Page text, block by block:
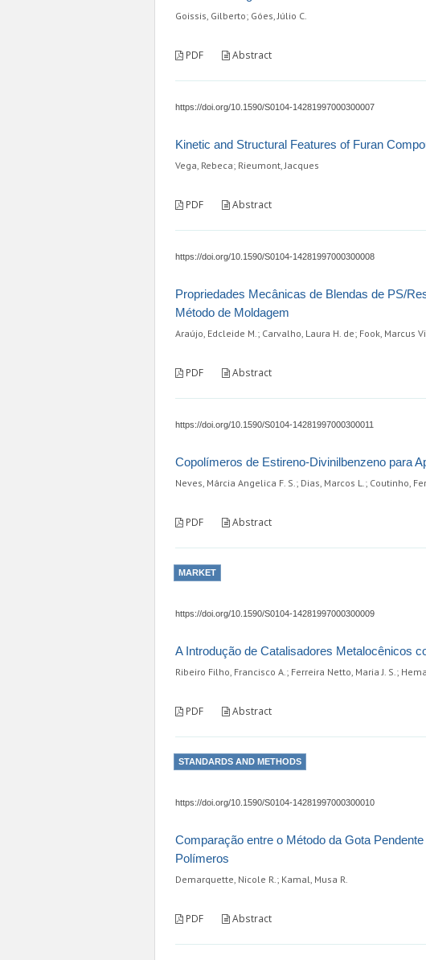
Goissis, Gilberto; Góes, Júlio C.
PDF Abstract
https://doi.org/10.1590/S0104-14281997000300007
Kinetic and Structural Features of Furan
Vega, Rebeca; Rieumont, Jacques
PDF Abstract
https://doi.org/10.1590/S0104-14281997000300008
Propriedades Mecânicas de Blendas de PS/
Método de Moldagem
Araújo, Edcleide M.; Carvalho, Laura H. de; Fook, Marcus
PDF Abstract
https://doi.org/10.1590/S0104-14281997000300011
Copolímeros de Estireno-Divinilbenzeno para
Neves, Márcia Angelica F. S.; Dias, Marcos L.; Coutinho,
PDF Abstract
MARKET
https://doi.org/10.1590/S0104-14281997000300009
A Introdução de Catalisadores Metalocênicos
Ribeiro Filho, Francisco A.; Ferreira Netto, Maria J. S.;
PDF Abstract
STANDARDS AND METHODS
https://doi.org/10.1590/S0104-14281997000300010
Comparação entre o Método da Gota
Polímeros
Demarquette, Nicole R.; Kamal, Musa R.
PDF Abstract